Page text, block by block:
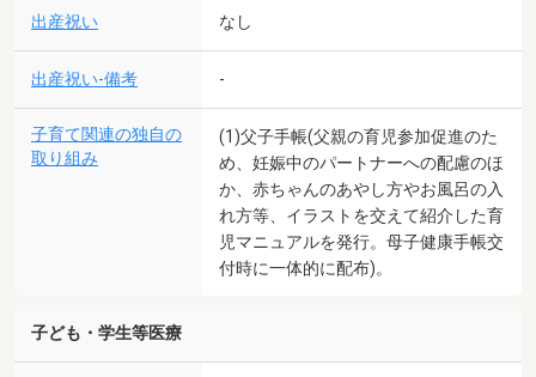
出産祝い なし
出産祝い-備考 -
子育て関連の独自の
取り組み
(1)父子手帳(父親の育児参加促進のた
め、妊娠中のパートナーへの配慮のほ
か、赤ちゃんのあやし方やお風呂の入
れ方等、イラストを交えて紹介した育
児マニュアルを発行。母子健康手帳交
付時に一体的に配布)。
子ども・学生等医療